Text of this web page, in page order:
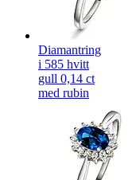
Diamantring
i 585 hvitt
gull 0,14 ct
med rubin